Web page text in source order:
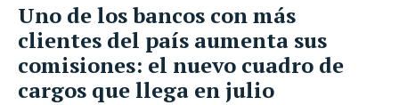
Uno de los bancos con más
clientes del país aumenta sus
comisiones: el nuevo cuadro de
cargos que llega en julio